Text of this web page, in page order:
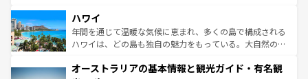
着のスイス情報は
のような巨大都市は、観光、ショッピング、エンターテイ
ンメントが詰まった刺激的なスポットだ。一方、アメリカ
西部には大自然が広がり、グランドキャニオンやイエロー
部のニューオーリンズでは、音楽と美食が融合した独特の
ハワイ
年間を通じて温暖な気候に恵まれ、多くの島で構成される
ハワイは、どの島も独自の魅力をもっている。大自然の神
ワイ島は見逃せない。また、定番の観光地といえばオアフ
オーストラリアの基本情報と観光ガイド・有名観